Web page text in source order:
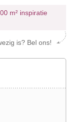
m² inspiratie
is? Bel ons!